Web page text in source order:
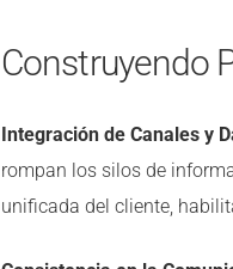
Construyendo
Integración de Canales y
rompan los silos de
unificada del cliente,